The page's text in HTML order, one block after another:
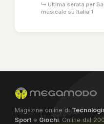
↳ Ultima serata per
musicale su Italia 1
Magazine online di
Sport e Giochi. Online dal